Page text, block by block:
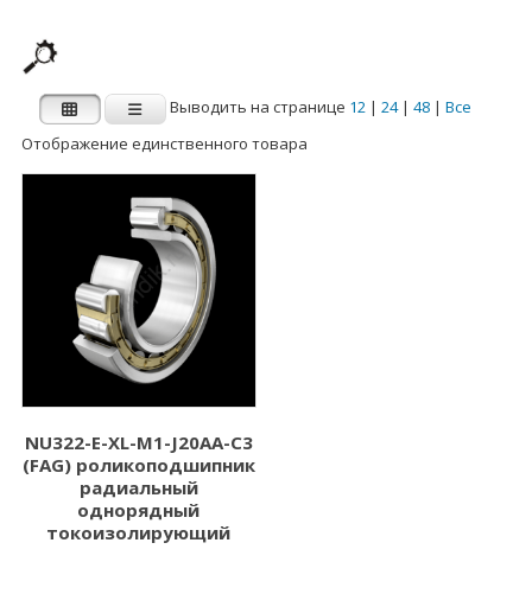
INA
Внутренний
диаметр d (мм)
3.000
4.000
Выводить на странице 12| 24| 48| Все
Отображение единственного товара
NU322-E-XL-M1-J20AA-C3
(FAG) роликоподшипник
радиальный
однорядный
токоизолирующий